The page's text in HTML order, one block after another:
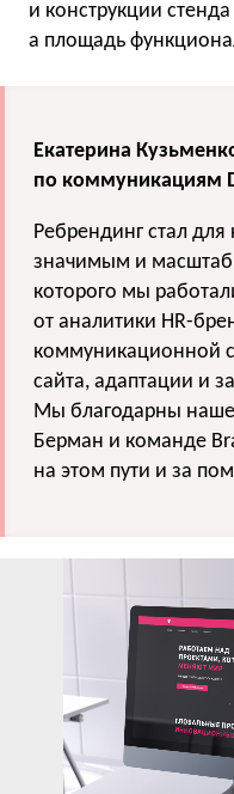
и конструкции
а площадь
Екатерина
по коммуникациям
Ребрендинг стал
значимым и
которого мы
от аналитики HR-
коммуникационной
сайта, адаптации и
Мы благодарны
Берман и команде
на этом пути и за